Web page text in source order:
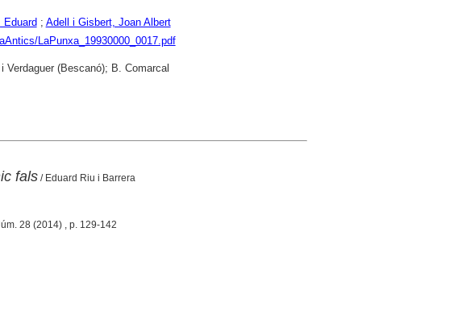
Eduard ; Adell i Gisbert, Joan Albert
LaPunxa_19930000_0017.pdf
(Bescanó); B. Comarcal
fals/ Eduard Riu i Barrera
28 (2014) , p. 129-142